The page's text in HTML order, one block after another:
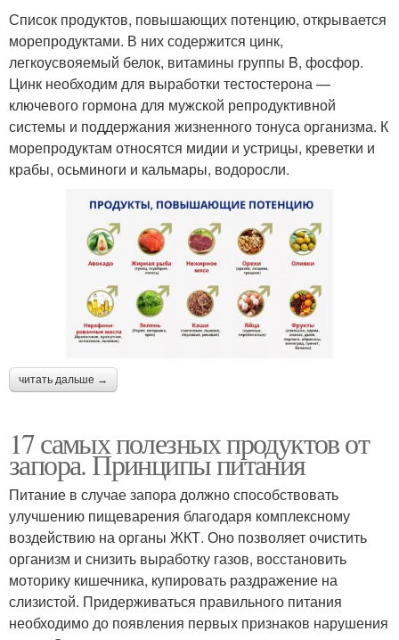
Список продуктов, повышающих потенцию, открывается
морепродуктами. В них содержится цинк,
легкоусвояемый белок, витамины группы B, фосфор.
Цинк необходим для выработки тестостерона —
ключевого гормона для мужской репродуктивной
системы и поддержания жизненного тонуса организма. К
морепродуктам относятся мидии и устрицы, креветки и
крабы, осьминоги и кальмары, водоросли.
читать дальше →
17 самых полезных продуктов от
запора. Принципы питания
Питание в случае запора должно способствовать
улучшению пищеварения благодаря комплексному
воздействию на органы ЖКТ. Оно позволяет очистить
организм и снизить выработку газов, восстановить
моторику кишечника, купировать раздражение на
слизистой. Придерживаться правильного питания
необходимо до появления первых признаков нарушения